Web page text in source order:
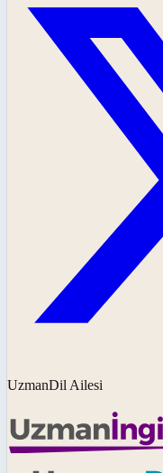
UzmanDil Ailesi